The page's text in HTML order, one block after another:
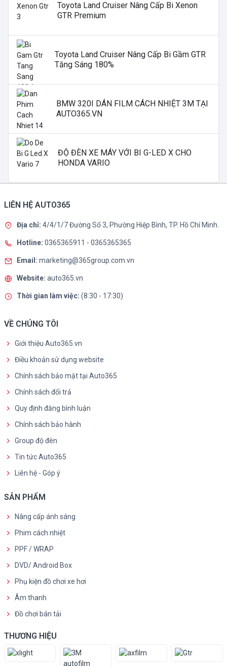
Toyota Land Cruiser Nâng Cấp Bi Xenon
GTR Premium
Toyota Land Cruiser Nâng Cấp Bi Gầm GTR
Tăng Sáng 180%
BMW 320I DÁN FILM CÁCH NHIỆT 3M TẠI
AUTO365.VN
ĐỘ ĐÈN XE MÁY VỚI BI G-LED X CHO
HONDA VARIO
LIÊN HỆ AUTO365
Địa chỉ: 4/4/1/7 Đường Số 3, Phường Hiệp Bình, TP. Hồ Chí Minh.
Hotline: 0365365911 - 0365365365
Email: marketing@365group.com.vn
Website: auto365.vn
Thời gian làm việc: (8:30 - 17:30)
VỀ CHÚNG TÔI
Giới thiệu Auto365.vn
Điều khoản sử dụng website
Chính sách bảo mật tại Auto365
Chính sách đổi trả
Quy định đăng bình luận
Chính sách bảo hành
Group độ đèn
Tin tức Auto365
Liên hệ - Góp ý
SẢN PHẨM
Nâng cấp ánh sáng
Phim cách nhiệt
PPF / WRAP
DVD/ Android Box
Phụ kiện đồ chơi xe hơi
Âm thanh
Đồ chơi bán tải
THƯƠNG HIỆU